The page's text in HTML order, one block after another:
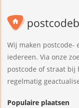
Wij maken
iedereen. Via onze
postcode of straat bij
regelmatig
Populaire plaatsen